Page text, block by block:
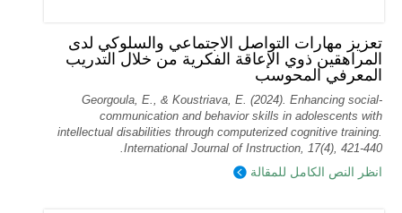
تعزيز مهارات التواصل الاجتماعي والسلوكي لدى
المراهقين ذوي الإعاقة الفكرية من خلال التدريب
المعرفي المحوسب
Georgoula, E., & Koustriava, E. (2024). Enhancing social-
communication and behavior skills in adolescents with
intellectual disabilities through computerized cognitive training.
International Journal of Instruction, 17(4), 421-440.
انظر النص الكامل للمقالة